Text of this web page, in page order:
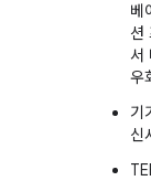
베
션
서
우
기
신